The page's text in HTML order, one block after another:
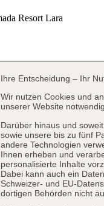
Ihre Entscheidung – Ihr
Wir nutzen Cookies und
unserer Website
Darüber hinaus und
sowie unsere bis zu fünf
andere Technologien
Ihnen erheben und
personalisierte Inhalte
Dabei kann auch ein
Schweizer- und EU-
dortigen Behörden nicht